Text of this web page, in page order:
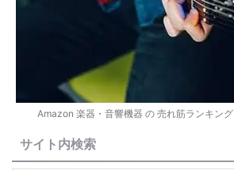
Amazon 楽器・音響機器 の 売れ筋ランキング
サイト内検索